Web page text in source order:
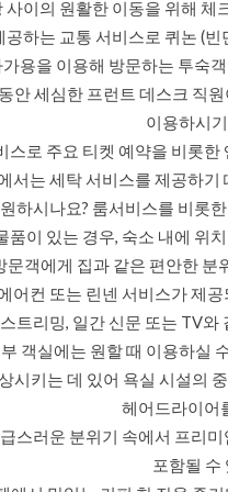
사이의 원활한 이동을 위해
공하는 교통 서비스로 퀴논 (
용을 이용해 방문하는 투숙
안 세심한 프런트 데스크 직
이용하시
스로 주요 티켓 예약을 비롯
서는 세탁 서비스를 제공하
하시나요? 룸서비스를 비롯
품이 있는 경우, 숙소 내에 위
문객에게 집과 같은 편안한
어컨 또는 린넨 서비스가 제
트리밍, 일간 신문 또는 TV
객실에는 원할 때 이용하실
시키는 데 있어 욕실 시설의
헤어드라이어
스러운 분위기 속에서 프리
포함될 수